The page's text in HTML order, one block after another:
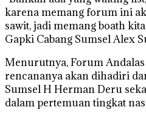
karena memang forum ini
sawit, jadi memang boath
Gapki Cabang Sumsel Alex
Menurutnya, Forum
rencananya akan dihadiri
Sumsel H Herman Deru
dalam pertemuan tingkat